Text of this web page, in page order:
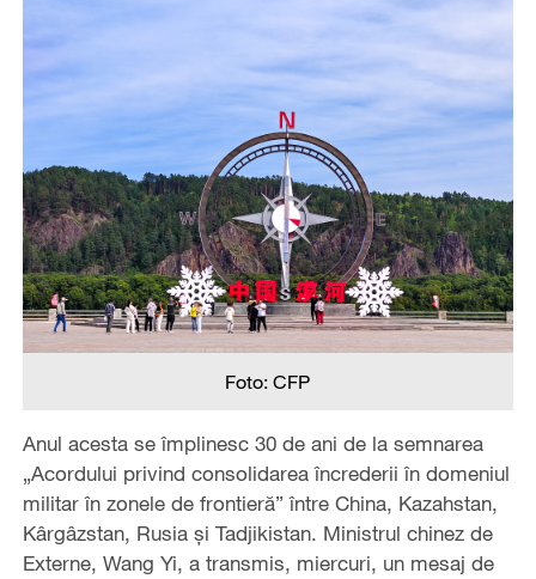
Foto: CFP
Anul acesta se împlinesc 30 de ani de la semnarea
„Acordului privind consolidarea încrederii în domeniul
militar în zonele de frontieră” între China, Kazahstan,
Kârgâzstan, Rusia și Tadjikistan. Ministrul chinez de
Externe, Wang Yi, a transmis, miercuri, un mesaj de